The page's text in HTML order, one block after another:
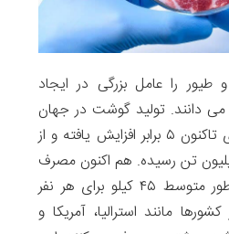
طیور را عامل بزرگی در ایجاد
دانند. تولید گوشت در جهان
از اوایل دهه ۱۹۶۰ میلادی تاکنون ۵ برابر افزایش یافته و از
تن، به ۳۵۰ میلیون تن رسیده. هم اکنون مصرف
سرانه انواع گوشت، به طور متوسط ​​۴۵ کیلو برای هر نفر
مانند استرالیا، آمریکا و